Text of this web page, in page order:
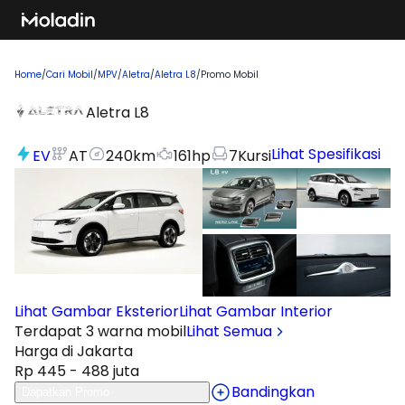
Home/Cari Mobil/MPV/Aletra/Aletra L8/Promo Mobil
Aletra L8
EV AT 240km 161hp 7KursiLihat Spesifikasi
Lihat Gambar EksteriorLihat Gambar Interior
Terdapat 3 warna mobilLihat Semua
Harga di Jakarta
Rp 445 - 488 juta
Bandingkan